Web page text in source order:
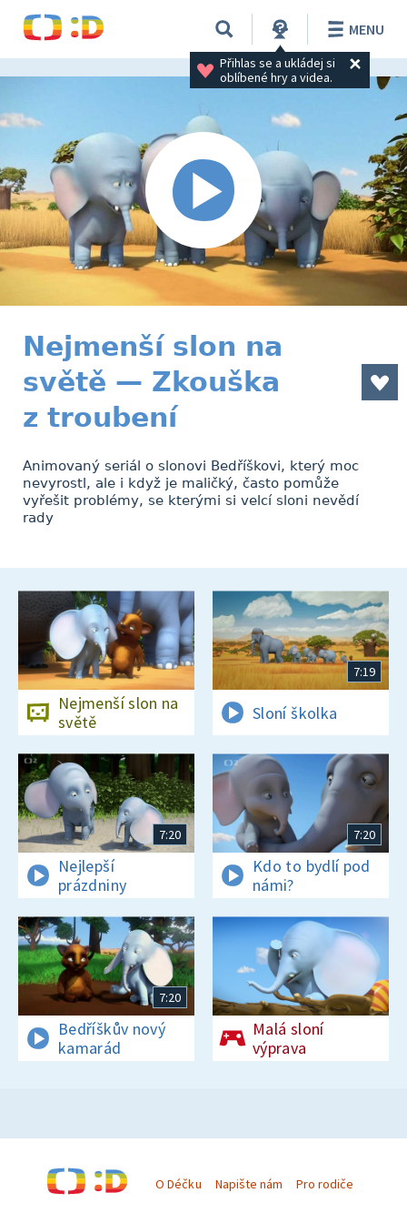
Přihlas se a ukládej si
oblíbené hry a videa.
MENU
Nejmenší slon na
světě — Zkouška
z troubení
Animovaný seriál o slonovi Bedříškovi, který moc
nevyrostl, ale i když je maličký, často pomůže
vyřešit problémy, se kterými si velcí sloni nevědí
rady
Nejmenší slon na
světě
7:19
Sloní školka
7:20
Nejlepší
prázdniny
7:20
Kdo to bydlí pod
námi?
7:20
Bedříškův nový
kamarád
Malá sloní
výprava
O Déčku Napište nám Pro rodiče